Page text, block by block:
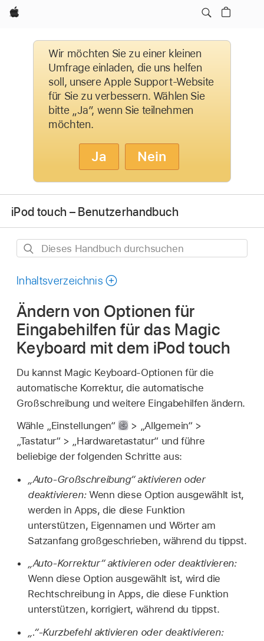
Apple
Wir möchten Sie zu einer kleinen
Umfrage einladen, die uns helfen
soll, unsere Apple Support-Website
für Sie zu verbessern. Wählen Sie
bitte „Ja”, wenn Sie teilnehmen
möchten.
Ja Nein
iPod touch – Benutzerhandbuch
Dieses
durchsuchen
Inhaltsverzeichnis
Ändern von Optionen für
Eingabehilfen für das Magic
Keyboard mit dem iPod touch
Du kannst Magic Keyboard-Optionen für die
automatische Korrektur, die automatische
Großschreibung und weitere Eingabehilfen ändern.
Wähle „Einstellungen“
> „Allgemein“ >
„Tastatur“ > „Hardwaretastatur“ und führe
beliebige der folgenden Schritte aus:
„Auto-Großschreibung“ aktivieren oder
deaktivieren: Wenn diese Option ausgewählt ist,
werden in Apps, die diese Funktion
unterstützen, Eigennamen und Wörter am
Satzanfang großgeschrieben, während du tippst.
„Auto-Korrektur“ aktivieren oder deaktivieren:
Wenn diese Option ausgewählt ist, wird die
Rechtschreibung in Apps, die diese Funktion
unterstützen, korrigiert, während du tippst.
„.“-Kurzbefehl aktivieren oder deaktivieren: